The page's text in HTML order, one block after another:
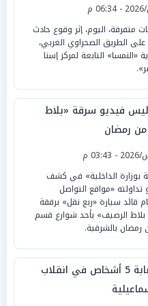
متفرقة، اليوم، إثر وقوع حادث
الطريق الصحراوي الغربي،
«النمسا» التابعة لمركز إسنا
فيديو سرقة «بلاط
من رمضان
بوزارة الداخلية» في كشف
«مواقع التواصل
قائد سيارة «ربع نقل» برفقة
الرصيف» بأحد شوارع قسم
بالشرقية.
«حادث مروع».. إصابة 5 أشخاص في انقلاب